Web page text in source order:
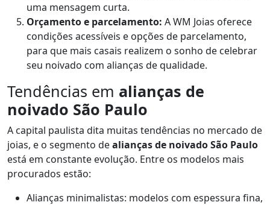
uma mensagem curta.
Orçamento e parcelamento: A WM Joias oferece
condições acessíveis e opções de parcelamento,
para que mais casais realizem o sonho de celebrar
seu noivado com alianças de qualidade.
Tendências em alianças de
noivado São Paulo
A capital paulista dita muitas tendências no mercado de
joias, e o segmento dealianças de noivado São Paulo
está em constante evolução. Entre os modelos mais
procurados estão:
Alianças minimalistas: modelos com espessura fina,